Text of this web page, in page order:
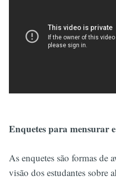
Enquetes para mensurar
As enquetes são formas de
visão dos estudantes sobre